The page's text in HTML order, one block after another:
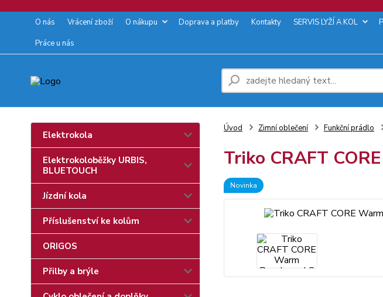
O nás Vrácení zboží O nákupu Doprava a platby Kontakty SERVIS LYŽÍ A KOL
Práce u nás
Elektrokola
Elektrokoloběžky URBIS,
BLUETOUCH
Jízdní kola
Příslušenství ke kolům
ORIGOS
Přilby a brýle
Úvod Zimní oblečení Funkční prádlo
Triko CRAFT
Novinka